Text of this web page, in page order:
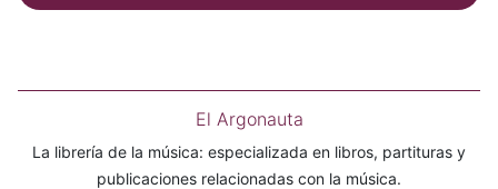
El Argonauta
La librería de la música: especializada en libros, partituras y
publicaciones relacionadas con la música.